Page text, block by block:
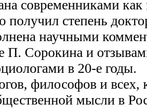
современниками
получил степень
научными
П. Сорокина и
в 20-е годы.
философов и всех,
мысли в